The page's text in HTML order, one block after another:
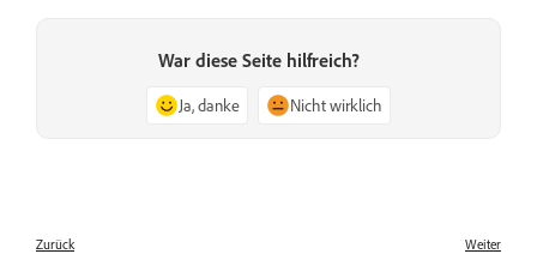
War diese Seite hilfreich?
Ja, danke Nicht wirklich
Zurück Weiter